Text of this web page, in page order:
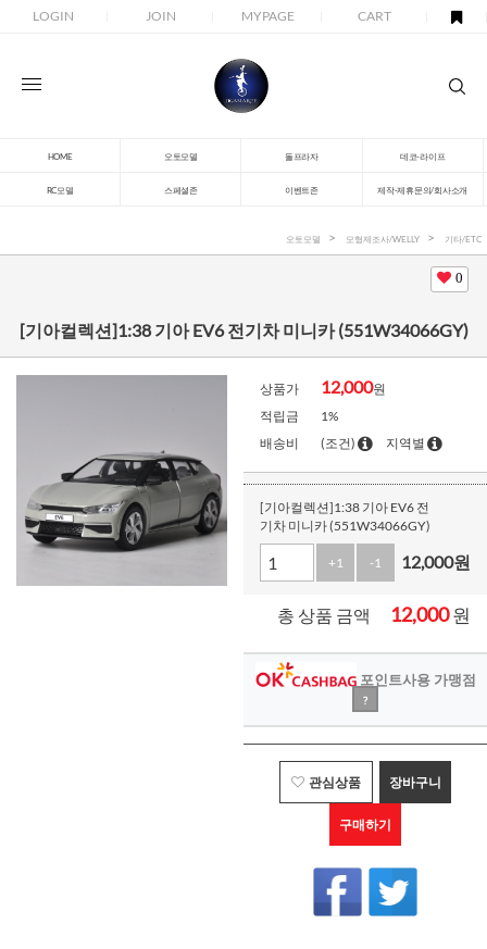
LOGIN JOIN MYPAGE CART
HOME 오토모델 돌프라자 데코-라이프
RC모델 스페셜존 이벤트존 제작-제휴문의/회사소개
오토모델 모형제조사/WELLY 기타/ETC
0
[기아컬렉션]1:38 기아 EV6 전기차 미니카 (551W34066GY)
상품가 12,000원
적립금
1%
배송비
(조건) 지역별
[기아컬렉션]1:38 기아 EV6 전
기차 미니카 (551W34066GY)
+1 -1 12,000원
총 상품 금액 12,000원
포인트사용 가맹점
?
관심상품 장바구니
구매하기